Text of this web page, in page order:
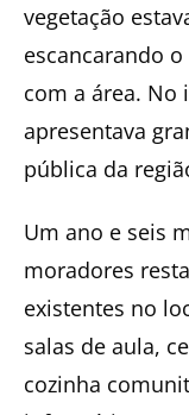
vegetação
escancarando
com a área. No
apresentava
pública da
Um ano e seis
moradores
existentes no
salas de aula,
cozinha